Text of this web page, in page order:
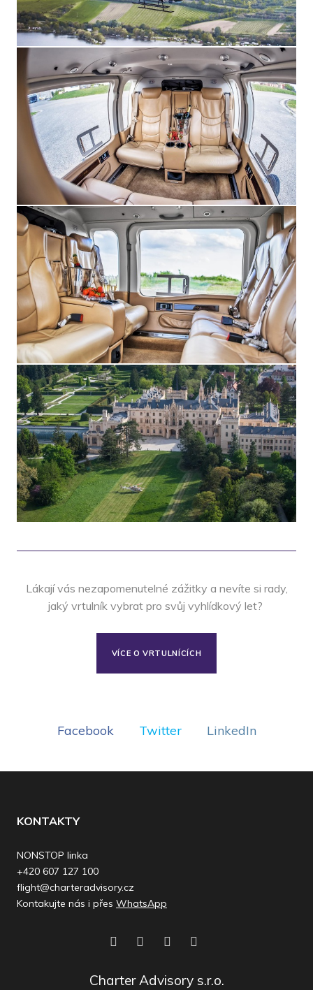
Lákají vás nezapomenutelné zážitky a nevíte si rady,
jaký vrtulník vybrat pro svůj vyhlídkový let?
VÍCE O VRTULNÍCÍCH
Facebook Twitter LinkedIn
KONTAKTY
NONSTOP linka
+420 607 127 100
flight@charteradvisory.cz
Kontakujte nás i přes WhatsApp
Charter Advisory s.r.o.